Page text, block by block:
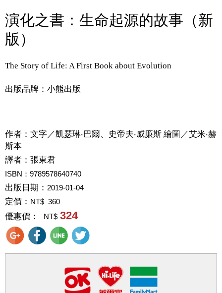
演化之書：生命起源的故事（新
版）
The Story of Life: A First Book about Evolution
出版品牌：小熊出版
作者： 文字／凱瑟琳‧巴爾、史帝夫‧威廉斯 繪圖／艾米‧赫
斯本
譯者： 張東君
ISBN：9789578640740
出版日期： 2019-01-04
定價： NT$ 360
優惠價： NT$ 324